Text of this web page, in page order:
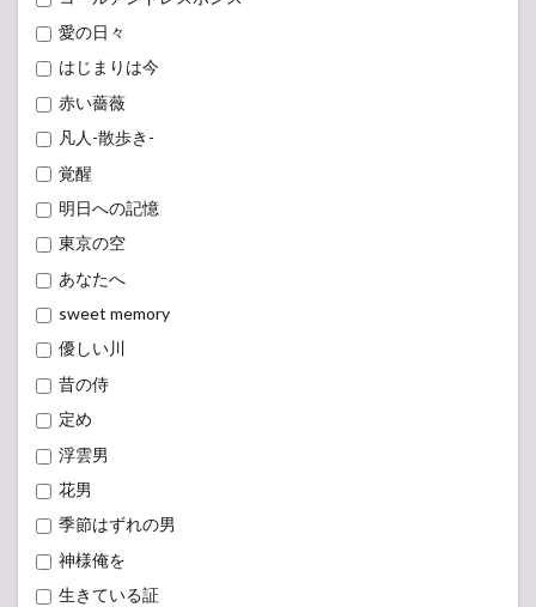
愛の日々
はじまりは今
赤い薔薇
凡人-散歩き-
覚醒
明日への記憶
東京の空
あなたへ
sweet memory
優しい川
昔の侍
定め
浮雲男
花男
季節はずれの男
神様俺を
生きている証